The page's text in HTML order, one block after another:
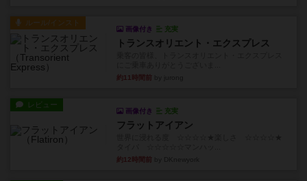
ルール/インスト
画像付き 充実
トランスオリエント・エクスプレス
約11時間前
レビュー
画像付き 充実
フラットアイアン
約12時間前